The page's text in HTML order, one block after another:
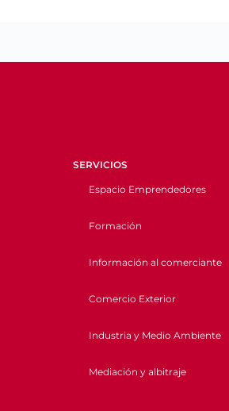
SERVICIOS
Espacio Emprendedores
Formación
Información al comerciante
Comercio Exterior
Industria y Medio Ambiente
Mediación y albitraje